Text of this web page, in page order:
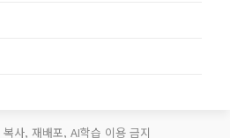
사, 재배포, AI학습 이용 금지